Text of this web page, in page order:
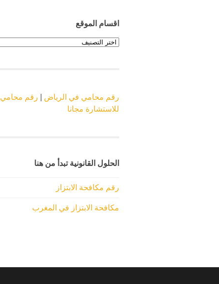
اقسام الموقع
اقسام
الموقع
رقم محامي في الرياض
رقم محامي
للاستشارة مجانا
الحلول القانونية تبدأ من هنا
رقم مكافحة الابتزاز
مكافحة الابتزاز في المغرب